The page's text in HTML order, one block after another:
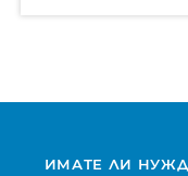
ИМАТЕ ЛИ